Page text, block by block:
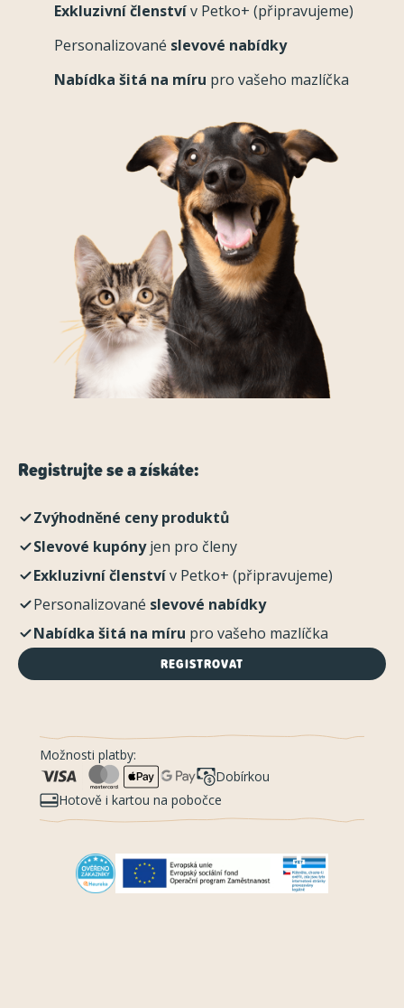
Exkluzivní členstvív Petko+ (připravujeme)
Personalizované slevové nabídky
Nabídka šitá na míru pro vašeho mazlíčka
Registrujte se a získáte:
Zvýhodněné ceny produktů
Slevové kupónyjen pro členy
Exkluzivní členstvív Petko+ (připravujeme)
Personalizované slevové nabídky
Nabídka šitá na míru pro vašeho mazlíčka
REGISTROVAT
Možnosti platby:
Dobírkou
Hotově i kartou na pobočce